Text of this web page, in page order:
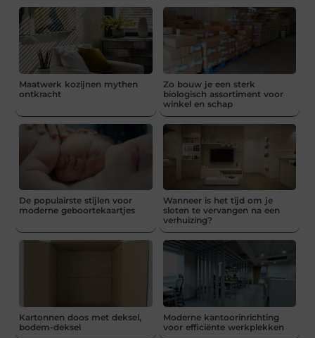
Maatwerk kozijnen mythen
ontkracht
Zo bouw je een sterk
biologisch assortiment voor
winkel en schap
De populairste stijlen voor
moderne geboortekaartjes
Wanneer is het tijd om je
sloten te vervangen na een
verhuizing?
Kartonnen doos met deksel,
bodem-deksel
Moderne kantoorinrichting
voor efficiënte werkplekken